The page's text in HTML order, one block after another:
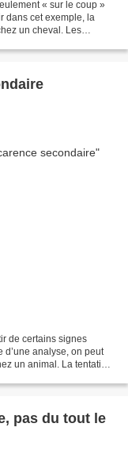
« sur le coup »
dans cet exemple, la
un cheval. Les
de certains signes
analyse, on peut
un animal. La tentation
pas du tout le